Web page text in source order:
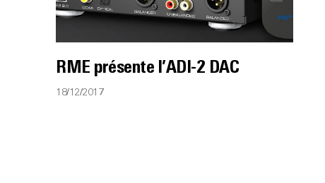
RME présente l’ADI-2 DAC
18/12/2017